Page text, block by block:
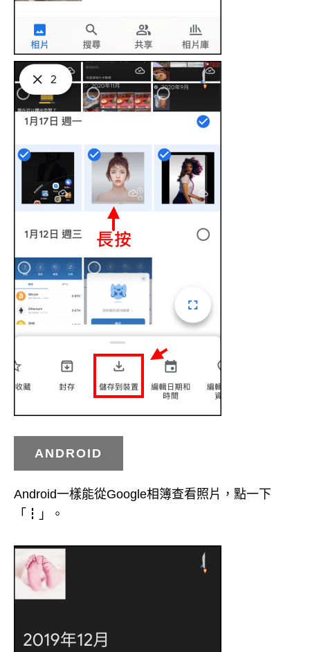
ANDROID
Android一樣能從Google相簿查看照片，點一下
「┇」。